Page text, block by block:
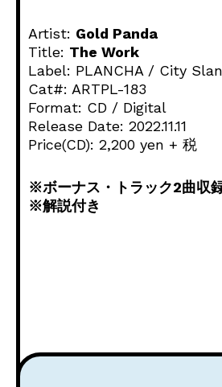
Artist: Gold Panda
Title: The Work
Label: PLANCHA / City
Cat#: ARTPL-183
Format: CD / Digital
Release Date: 2022.11.11
Price(CD): 2,200 yen + 税
※ボーナス・トラック2曲収
※解説付き